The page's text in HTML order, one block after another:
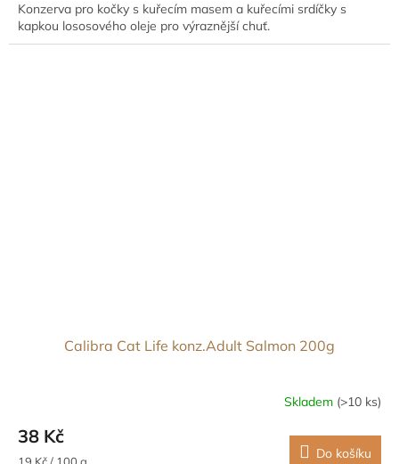
Konzerva pro kočky s kuřecím masem a kuřecími srdíčky s
kapkou lososového oleje pro výraznější chuť.
Calibra Cat Life konz.Adult Salmon 200g
Skladem (>10 ks)
38 Kč
Měrná Do košíku